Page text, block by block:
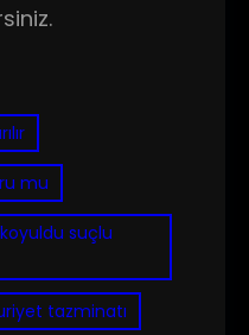
mu
suçlu
tazminatı